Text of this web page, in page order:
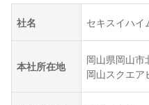
社名 セキスイハイ
本社所在地
岡山県岡山
岡山スクエア